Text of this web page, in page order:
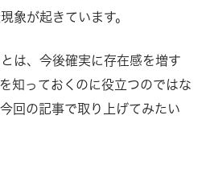
象が起きています。
は、今後確実に存在感を増す
知っておくのに役立つのではな
回の記事で取り上げてみたい